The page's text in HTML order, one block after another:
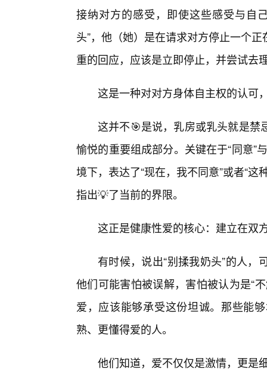
接纳对方的感受，即使这些感受与自
头”，他（她）是在请求对方停止一个
重的回应，应该是立即停止，并尝试去
这是一种对对方身体自主权的认可
这并不🎯是说，乳房或乳头就是禁
愉悦的重要组成部分。关键在于“同意”
境下，表达了“现在，我不同意”或者“
指出💡了当前的界限。
这正是健康性爱的核心：建立在双
有时候，说出“别揉我奶头”的人
他们可能害怕被误解，害怕被认为是“
爱，应该能够承受这份坦诚。那些能
熟、更懂得爱的人。
他们知道，爱不仅仅是激情，更是